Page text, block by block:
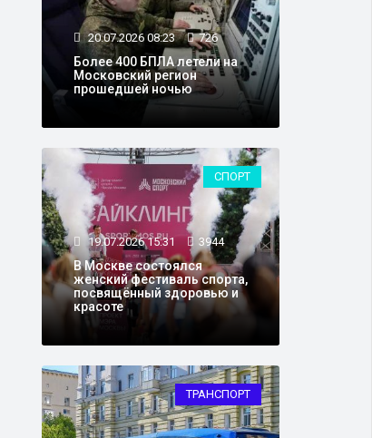
20.07.2026 08:23 726
Более 400 БПЛА летели на
Московский регион
прошедшей ночью
СПОРТ
19.07.2026 15:31 3944
В Москве состоялся
женский фестиваль спорта,
посвящённый здоровью и
красоте
ТРАНСПОРТ